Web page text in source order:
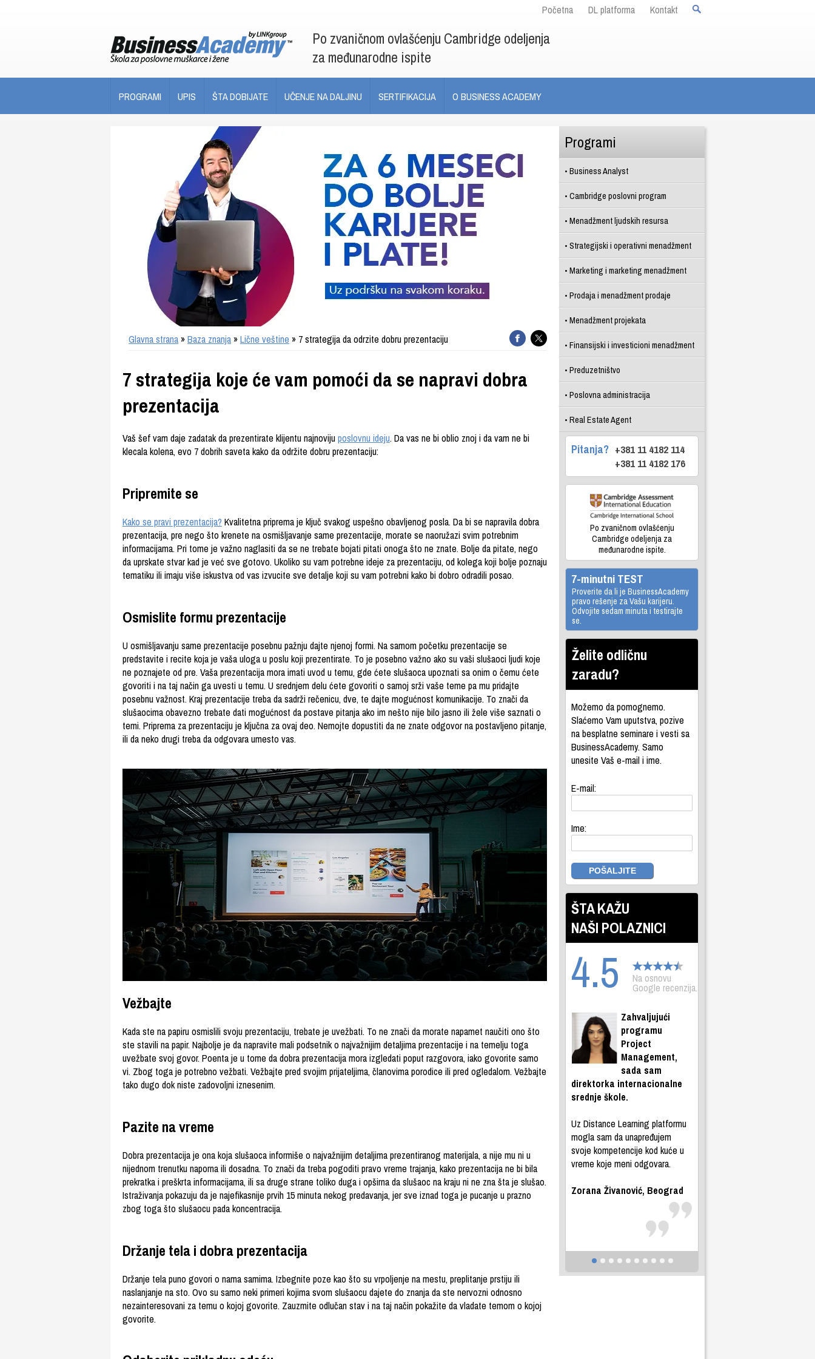
Početna DL platforma Kontakt
Po zvaničnom ovlašćenju Cambridge odeljenja
za međunarodne ispite
PROGRAMI UPIS ŠTA DOBIJATE UČENJE NA DALJINU SERTIFIKACIJA O BUSINESS ACADEMY
Glavna strana»Baza znanja»Lične veštine » 7 strategija da odrzite dobru prezentaciju
7 strategija koje će vam pomoći da se napravi dobra
prezentacija
Vaš šef vam daje zadatak da prezentirate klijentu najnovijuposlovnu ideju. Da vas ne bi oblio znoj i da vam ne bi
klecala kolena, evo 7 dobrih saveta kako da održite dobru prezentaciju:
Pripremite se
Kako se pravi prezentacija? Kvalitetna priprema je ključ svakog uspešno obavljenog posla. Da bi se napravila dobra
prezentacija, pre nego što krenete na osmišljavanje same prezentacije, morate se naoružazi svim potrebnim
informacijama. Pri tome je važno naglasiti da se ne trebate bojati pitati onoga što ne znate. Bolje da pitate, nego
da uprskate stvar kad je već sve gotovo. Ukoliko su vam potrebne ideje za prezentaciju, od kolega koji bolje poznaju
tematiku ili imaju više iskustva od vas izvucite sve detalje koji su vam potrebni kako bi dobro odradili posao.
Osmislite formu prezentacije
U osmišljavanju same prezentacije posebnu pažnju dajte njenoj formi. Na samom početku prezentacije se
predstavite i recite koja je vaša uloga u poslu koji prezentirate. To je posebno važno ako su vaši slušaoci ljudi koje
ne poznajete od pre. Vaša prezentacija mora imati uvod u temu, gde ćete slušaoca upoznati sa onim o čemu ćete
govoriti i na taj način ga uvesti u temu. U srednjem delu ćete govoriti o samoj srži vaše teme pa mu pridajte
posebnu važnost. Kraj prezentacije treba da sadrži rečenicu, dve, te dajte mogućnost komunikacije. To znači da
slušaocima obavezno trebate dati mogućnost da postave pitanja ako im nešto nije bilo jasno ili žele više saznati o
temi. Priprema za prezentaciju je ključna za ovaj deo. Nemojte dopustiti da ne znate odgovor na postavljeno pitanje,
ili da neko drugi treba da odgovara umesto vas.
Vežbajte
Kada ste na papiru osmislili svoju prezentaciju, trebate je uvežbati. To ne znači da morate napamet naučiti ono što
ste stavili na papir. Najbolje je da napravite mali podsetnik o najvažnijim detaljima prezentacije i na temelju toga
uvežbate svoj govor. Poenta je u tome da dobra prezentacija mora izgledati poput razgovora, iako govorite samo
vi. Zbog toga je potrebno vežbati. Vežbajte pred svojim prijateljima, članovima porodice ili pred ogledalom. Vežbajte
tako dugo dok niste zadovoljni iznesenim.
Pazite na vreme
Dobra prezentacija je ona koja slušaoca informiše o najvažnijim detaljima prezentiranog materijala, a nije mu ni u
nijednom trenutku naporna ili dosadna. To znači da treba pogoditi pravo vreme trajanja, kako prezentacija ne bi bila
prekratka i preškrta informacijama, ili sa druge strane toliko duga i opširna da slušaoc na kraju ni ne zna šta je slušao.
Istraživanja pokazuju da je najefikasnije prvih 15 minuta nekog predavanja, jer sve iznad toga je pucanje u prazno
zbog toga što slušaocu pada koncentracija.
Držanje tela i dobra prezentacija
Držanje tela puno govori o nama samima. Izbegnite poze kao što su vrpoljenje na mestu, preplitanje prstiju ili
naslanjanje na sto. Ovo su samo neki primeri kojima svom slušaocu dajete do znanja da ste nervozni odnosno
nezainteresovani za temu o kojoj govorite. Zauzmite odlučan stav i na taj način pokažite da vladate temom o kojoj
govorite.
Programi
Business Analyst
Cambridge poslovni program
Menadžment ljudskih resursa
Strategijski i operativni menadžment
Marketing i marketing menadžment
Prodaja i menadžment prodaje
Menadžment projekata
Finansijski i investicioni menadžment
Preduzetništvo
Poslovna administracija
Real Estate Agent
Pitanja? +381 11 4182 114
+381 11 4182 176
Po zvaničnom ovlašćenju
Cambridge odeljenja za
međunarodne ispite.
7-minutni TEST
Proverite da li je BusinessAcademy
pravo rešenje za Vašu karijeru.
Odvojite sedam minuta i testirajte
se.
Želite odličnu
zaradu?
Možemo da pomognemo.
Slaćemo Vam uputstva, pozive
na besplatne seminare i vesti sa
BusinessAcademy. Samo
unesite Vaš e-mail i ime.
E-mail:
Ime:
ŠTA KAŽU
NAŠI POLAZNICI
4.5 Na osnovu
Google recenzija.
Zahvaljujući
programu
Project
Management,
sada sam
direktorka internacionalne
srednje škole.
Uz Distance Learning platformu
mogla sam da unapređujem
svoje kompetencije kod kuće u
vreme koje meni odgovara.
Zorana Živanović, Beograd